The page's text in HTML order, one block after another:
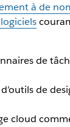
à de
de
de
cloud